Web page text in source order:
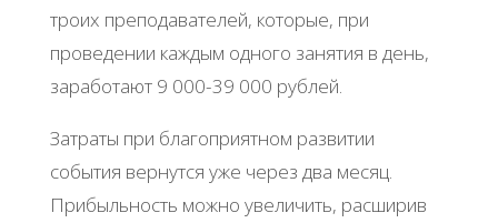
троих преподавателей, которые, при
проведении каждым одного занятия в день,
заработают 9 000-39 000 рублей.
Затраты при благоприятном развитии
события вернутся уже через два месяц.
Прибыльность можно увеличить, расширив